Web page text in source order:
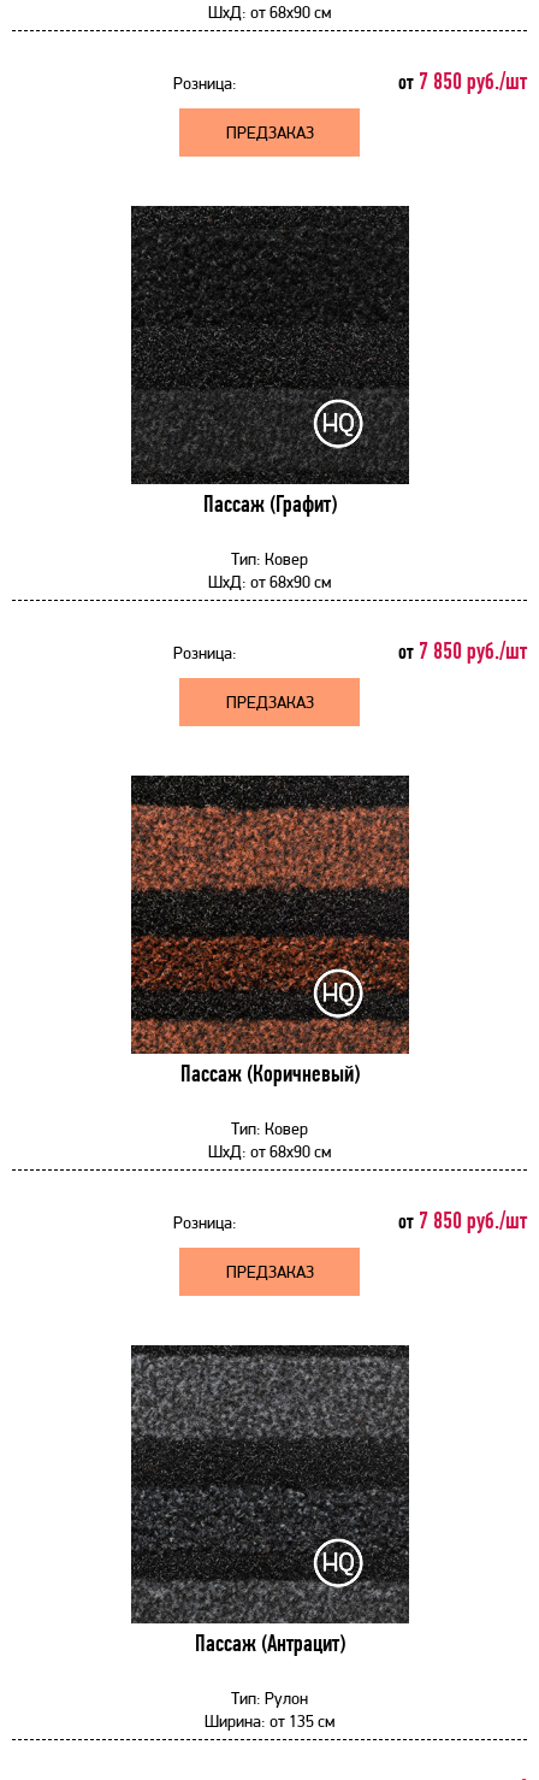
ШхД: от68x90 см
Розница: от 7 850 руб./шт
ПРЕДЗАКАЗ
Пассаж (Графит)
Тип: Ковер
ШхД: от68x90 см
Розница: от 7 850 руб./шт
ПРЕДЗАКАЗ
Пассаж (Коричневый)
Тип: Ковер
ШхД: от68x90 см
Розница: от 7 850 руб./шт
ПРЕДЗАКАЗ
Пассаж (Антрацит)
Тип: Рулон
Ширина: от 135 см